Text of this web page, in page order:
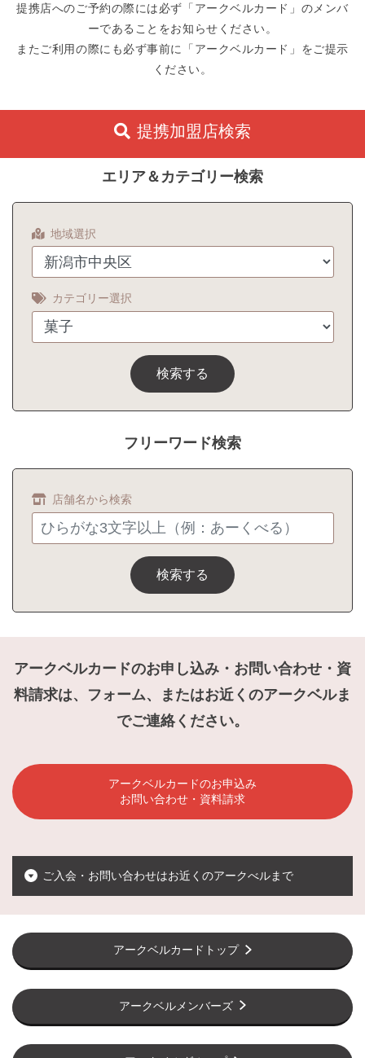
提携店へのご予約の際には必ず「アークベルカード」のメンバ
ーであることをお知らせください。
またご利用の際にも必ず事前に「アークベルカード」をご提示
ください。
提携加盟店検索
エリア＆カテゴリー検索
地域選択
カテゴリー選択
検索する
フリーワード検索
店舗名から検索
検索する
アークベルカードのお申し込み・お問い合わせ・資
料請求は、フォーム、またはお近くのアークベルま
でご連絡ください。
アークベルカードのお申込み
お問い合わせ・資料請求
ご入会・お問い合わせはお近くのアークべルまで
アークベルカードトップ
アークベルメンバーズ